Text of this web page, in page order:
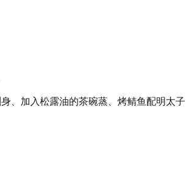
、加入松露油的茶碗蒸、烤鲭鱼配明太子